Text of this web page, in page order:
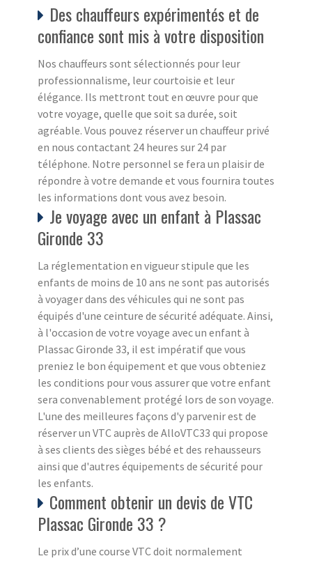
Des chauffeurs expérimentés et de
confiance sont mis à votre disposition
Nos chauffeurs sont sélectionnés pour leur
professionnalisme, leur courtoisie et leur
élégance. Ils mettront tout en œuvre pour que
votre voyage, quelle que soit sa durée, soit
agréable. Vous pouvez réserver un chauffeur privé
en nous contactant 24 heures sur 24 par
téléphone. Notre personnel se fera un plaisir de
répondre à votre demande et vous fournira toutes
les informations dont vous avez besoin.
Je voyage avec un enfant à Plassac
Gironde 33
La réglementation en vigueur stipule que les
enfants de moins de 10 ans ne sont pas autorisés
à voyager dans des véhicules qui ne sont pas
équipés d'une ceinture de sécurité adéquate. Ainsi,
à l'occasion de votre voyage avec un enfant à
Plassac Gironde 33, il est impératif que vous
preniez le bon équipement et que vous obteniez
les conditions pour vous assurer que votre enfant
sera convenablement protégé lors de son voyage.
L'une des meilleures façons d'y parvenir est de
réserver un VTC auprès de AlloVTC33 qui propose
à ses clients des sièges bébé et des rehausseurs
ainsi que d'autres équipements de sécurité pour
les enfants.
Comment obtenir un devis de VTC
Plassac Gironde 33 ?
Le prix d’une course VTC doit normalement